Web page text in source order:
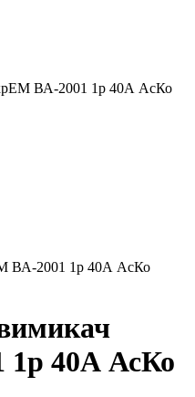
ВА-2001 1р 40А АсКо
40А АсКо